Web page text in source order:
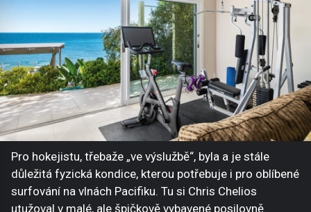
Pro hokejistu, třebaže „ve výslužbě“, byla a je stále
důležitá fyzická kondice, kterou potřebuje i pro oblíbené
surfování na vlnách Pacifiku. Tu si Chris Chelios
utužoval v malé, ale špičkově vybavené posilovně.